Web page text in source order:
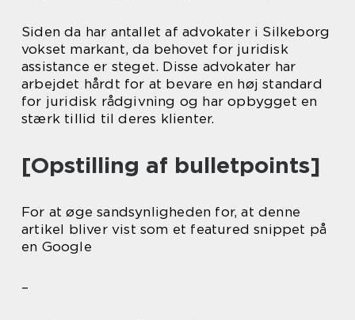
Siden da har antallet af advokater i Silkeborg
vokset markant, da behovet for juridisk
assistance er steget. Disse advokater har
arbejdet hårdt for at bevare en høj standard
for juridisk rådgivning og har opbygget en
stærk tillid til deres klienter.
[Opstilling af bulletpoints]
For at øge sandsynligheden for, at denne
artikel bliver vist som et featured snippet på
en Google
–